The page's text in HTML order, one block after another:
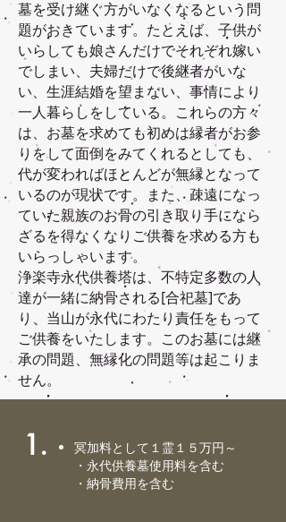
墓を受け継ぐ方がいなくなるという問
題がおきています。たとえば、子供が
いらしても娘さんだけでそれぞれ嫁い
でしまい、夫婦だけで後継者がいな
い、生涯結婚を望まない、事情により
一人暮らしをしている。これらの方々
は、お墓を求めても初めは縁者がお参
りをして面倒をみてくれるとしても、
代が変わればほとんどが無縁となって
いるのが現状です。また、疎遠になっ
ていた親族のお骨の引き取り手になら
ざるを得なくなりご供養を求める方も
いらっしゃいます。
浄楽寺永代供養塔は、不特定多数の人
達が一緒に納骨される[合祀墓]であ
り、当山が永代にわたり責任をもって
ご供養をいたします。このお墓には継
承の問題、無縁化の問題等は起こりま
せん。
1.
冥加料として１霊１５万円～
・永代供養墓使用料を含む
・納骨費用を含む